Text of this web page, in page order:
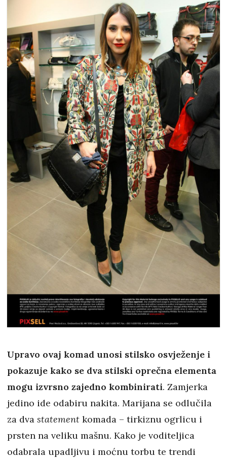
Upravo ovaj komad unosi stilsko osvježenje i
pokazuje kako se dva stilski oprečna elementa
mogu izvrsno zajedno kombinirati. Zamjerka
jedino ide odabiru nakita. Marijana se odlučila
za dva statement komada – tirkiznu ogrlicu i
prsten na veliku mašnu. Kako je voditeljica
odabrala upadljivu i moćnu torbu te trendi